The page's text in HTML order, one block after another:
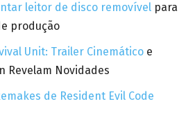
leitor de disco removível para
produção
Unit: Trailer Cinemático e
Revelam Novidades
de Resident Evil Code